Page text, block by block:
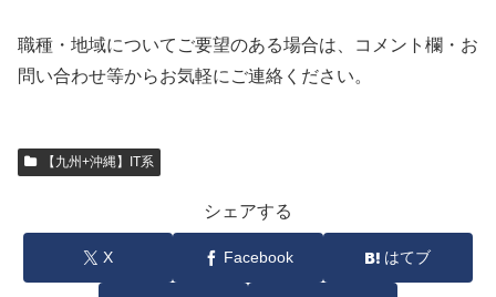
職種・地域についてご要望のある場合は、コメント欄・お
問い合わせ等からお気軽にご連絡ください。
【九州+沖縄】IT系
シェアする
X Facebook はてブ